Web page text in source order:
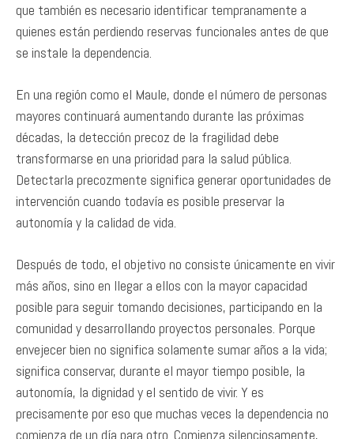
que también es necesario identificar tempranamente a
quienes están perdiendo reservas funcionales antes de que
se instale la dependencia.
En una región como el Maule, donde el número de personas
mayores continuará aumentando durante las próximas
décadas, la detección precoz de la fragilidad debe
transformarse en una prioridad para la salud pública.
Detectarla precozmente significa generar oportunidades de
intervención cuando todavía es posible preservar la
autonomía y la calidad de vida.
Después de todo, el objetivo no consiste únicamente en vivir
más años, sino en llegar a ellos con la mayor capacidad
posible para seguir tomando decisiones, participando en la
comunidad y desarrollando proyectos personales. Porque
envejecer bien no significa solamente sumar años a la vida;
significa conservar, durante el mayor tiempo posible, la
autonomía, la dignidad y el sentido de vivir. Y es
precisamente por eso que muchas veces la dependencia no
comienza de un día para otro. Comienza silenciosamente,